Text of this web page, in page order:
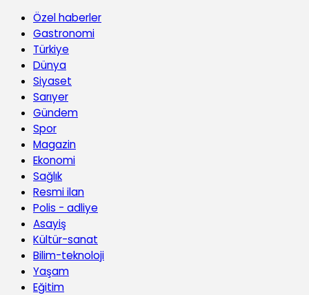
Özel haberler
Gastronomi
Türkiye
Dünya
Siyaset
Sarıyer
Gündem
Spor
Magazin
Ekonomi
Sağlık
Resmi ilan
Polis - adliye
Asayiş
Kültür-sanat
Bilim-teknoloji
Yaşam
Eğitim